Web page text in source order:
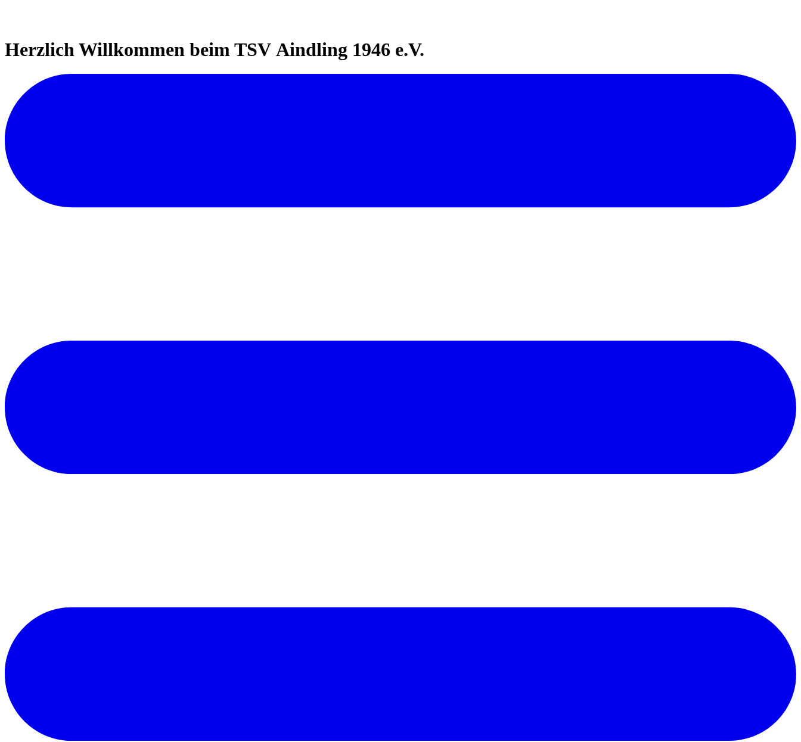
Herzlich Willkommen beim TSV Aindling 1946 e.V.